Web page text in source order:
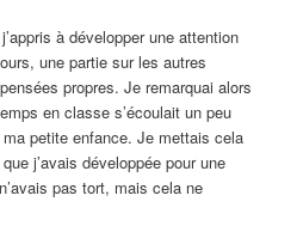
à développer une attention
une partie sur les autres
propres. Je remarquai alors
en classe s’écoulait un peu
petite enfance. Je mettais cela
j’avais développée pour une
pas tort, mais cela ne